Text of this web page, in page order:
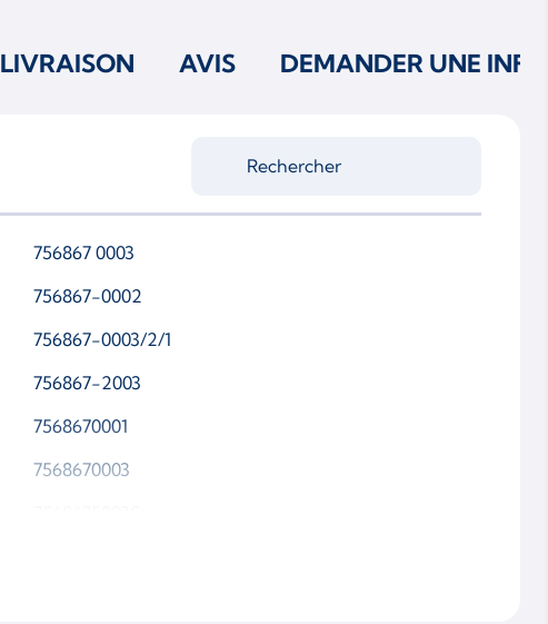
LIVRAISON AVIS DEMANDER UNE INFO
756867 0003
756867-0002
756867-0003/2/1
756867-2003
7568670001
7568670003